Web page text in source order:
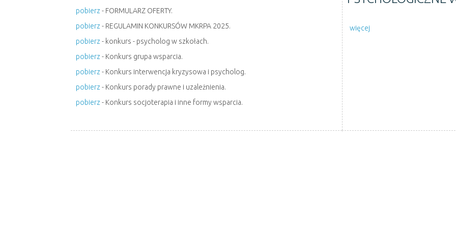
pobierz - FORMULARZ OFERTY.
pobierz - REGULAMIN KONKURSÓW MKRPA 2025.
pobierz - konkurs - psycholog w szkołach.
pobierz - Konkurs grupa wsparcia.
pobierz - Konkurs interwencja kryzysowa i psycholog.
pobierz - Konkurs porady prawne i uzależnienia.
pobierz - Konkurs socjoterapia i inne formy wsparcia.
więcej